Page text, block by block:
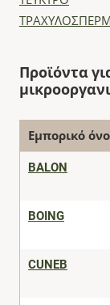
Προϊόντα
Εμπορικό
BALON
BOING
CUNEB